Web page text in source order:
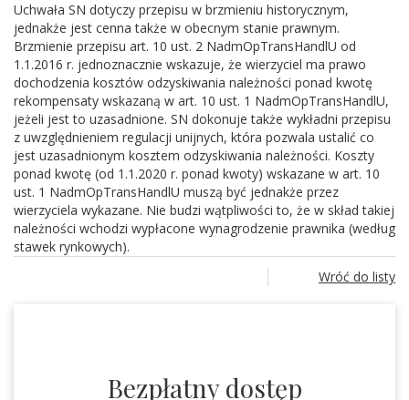
Uchwała SN dotyczy przepisu w brzmieniu historycznym,
jednakże jest cenna także w obecnym stanie prawnym.
Brzmienie przepisu art. 10 ust. 2 NadmOpTransHandlU od
1.1.2016 r. jednoznacznie wskazuje, że wierzyciel ma prawo
dochodzenia kosztów odzyskiwania należności ponad kwotę
rekompensaty wskazaną w art. 10 ust. 1 NadmOpTransHandlU,
jeżeli jest to uzasadnione. SN dokonuje także wykładni przepisu
z uwzględnieniem regulacji unijnych, która pozwala ustalić co
jest uzasadnionym kosztem odzyskiwania należności. Koszty
ponad kwotę (od 1.1.2020 r. ponad kwoty) wskazane w art. 10
ust. 1 NadmOpTransHandlU muszą być jednakże przez
wierzyciela wykazane. Nie budzi wątpliwości to, że w skład takiej
należności wchodzi wypłacone wynagrodzenie prawnika (według
stawek rynkowych).
Wróć do listy
Bezpłatny dostęp